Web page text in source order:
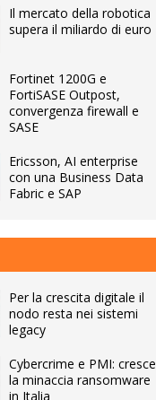
Il mercato della robotica
supera il miliardo di euro
Fortinet 1200G e
FortiSASE Outpost,
convergenza firewall e
SASE
Ericsson, AI enterprise
con una Business Data
Fabric e SAP
Per la crescita digitale il
nodo resta nei sistemi
legacy
Cybercrime e PMI: cresce
la minaccia ransomware
in Italia